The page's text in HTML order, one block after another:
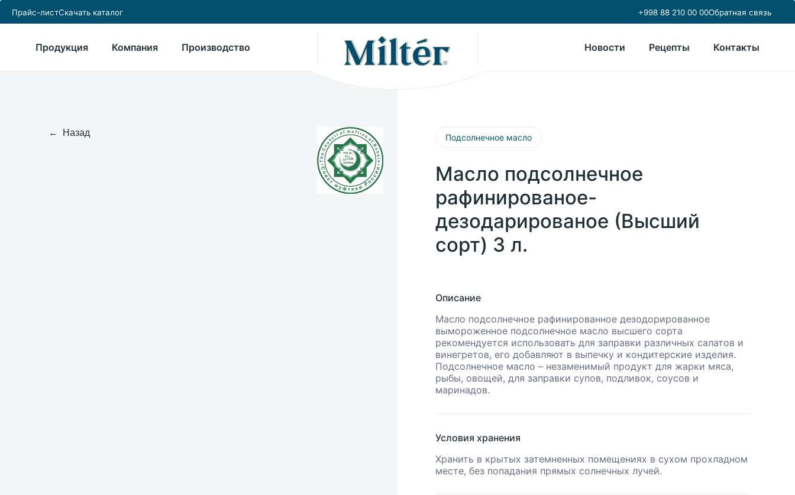
Прайс-листСкачать каталог +998 88 210 00 00Обратная связь
Продукция Компания Производство Новости Рецепты Контакты
← Назад Подсолнечное масло
Масло подсолнечное
рафинированое-
дезодарированое (Высший
сорт) 3 л.
Описание
Масло подсолнечное рафинированное дезодорированное
вымороженное подсолнечное масло высшего сорта
рекомендуется использовать для заправки различных салатов и
винегретов, его добавляют в выпечку и кондитерские изделия.
Подсолнечное масло – незаменимый продукт для жарки мяса,
рыбы, овощей, для заправки супов, подливок, соусов и
маринадов.
Условия хранения
Хранить в крытых затемненных помещениях в сухом прохладном
месте, без попадания прямых солнечных лучей.